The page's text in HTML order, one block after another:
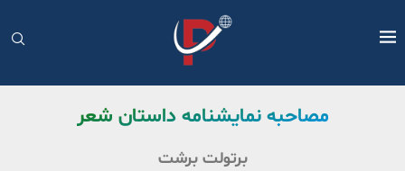
مصاحبه نمایشنامه داستان شعر
برتولت برشت